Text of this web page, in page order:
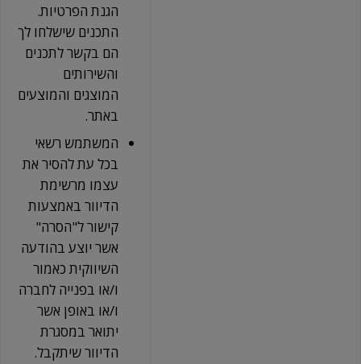
הגנת הפרטיות.
התכנים שישלחו לך
הם בקשר לתכנים
והשירותים
המוצגים והמוצעים
באתר.
המשתמש רשאי
בכל עת להסיר את
עצמו מרשימת
הדיוור באמצעות
קישור ל"הסרה"
אשר יוצע בהודעה
השיווקית כאמור
ו/או בפנייה לחברה
ו/או באופן אשר
יתואר במסגרת
הדיוור שיתקבל.